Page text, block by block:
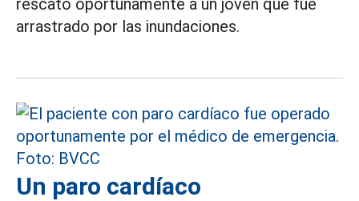
rescató oportunamente a un joven que fue
arrastrado por las inundaciones.
Un paro cardíaco